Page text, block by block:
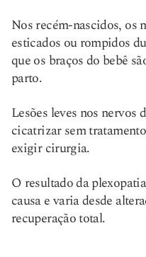
Nos recém-nascidos, os
esticados ou rompidos
que os braços do bebê
parto.
Lesões leves nos nervos
cicatrizar sem
exigir cirurgia.
O resultado da
causa e varia desde
recuperação total.